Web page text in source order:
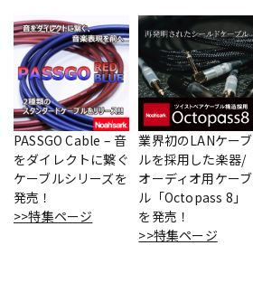
エレキギター
ベース
ドラム
PASSGO Cable – 音
をダイレクトに繋ぐ
ケーブルシリーズを
発売！
>>特集ページ
業界初のLANケーブ
ルを採用した楽器/
オーディオ用ケーブ
ル「Octopass 8」
を発売！
>>特集ページ